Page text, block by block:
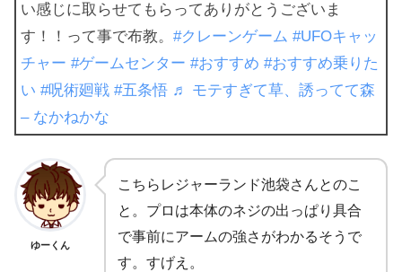
い感じに取らせてもらってありがとうございま
す！！って事で布教。 #クレーンゲーム #UFOキャッ
チャー #ゲームセンター #おすすめ #おすすめ乗りた
い #呪術廻戦 #五条悟 ♬ モテすぎて草、誘ってて森
– なかねかな
ゆーくん
こちらレジャーランド池袋さんとのこ
と。プロは本体のネジの出っぱり具合
で事前にアームの強さがわかるそうで
す。すげえ。